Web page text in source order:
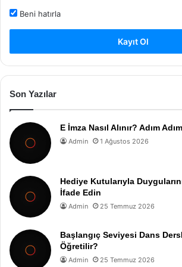
Beni hatırla
Kayıt Ol
Son Yazılar
E İmza Nasıl Alınır? Adım
Admin 1 Ağustos 2026
Hediye Kutularıyla
İfade Edin
Admin 25 Temmuz 2026
Başlangıç Seviyesi Dans
Öğretilir?
Admin 25 Temmuz 2026